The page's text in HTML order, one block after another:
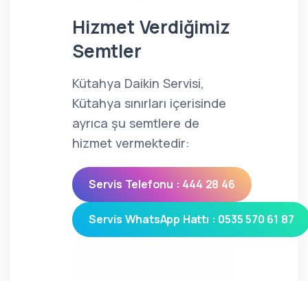
Hizmet Verdiğimiz
Semtler
Kütahya Daikin Servisi,
Kütahya sınırları içerisinde
ayrıca şu semtlere de
hizmet vermektedir:
Servis Telefonu : 444 28 46
Servis WhatsApp Hattı : 0535 570 61 87